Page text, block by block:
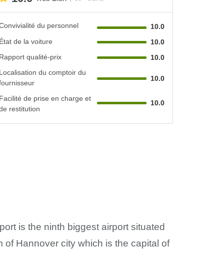
du personnel
10.0
de la voiture
10.0
qualité-prix
10.0
du comptoir du
10.0
de prise en charge et
restitution
10.0
is the ninth biggest airport situated
of Hannover city which is the capital of